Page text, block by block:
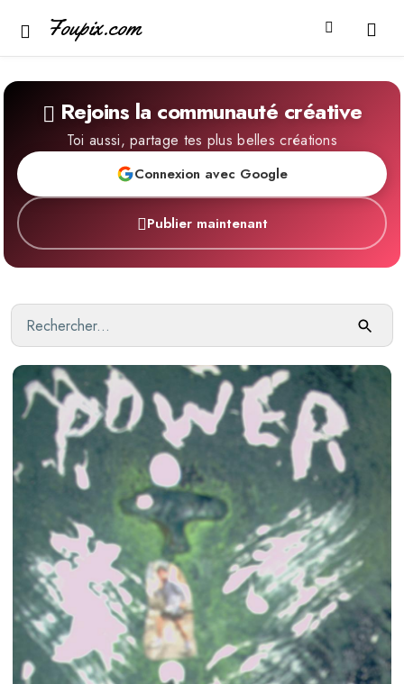
Foupix.com
Rejoins la communauté créative
Toi aussi, partage tes plus belles créations
Connexion avec Google
Publier maintenant